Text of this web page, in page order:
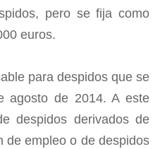
pero se fija como
euros.
para despidos que se
agosto de 2014. A este
despidos derivados de
de empleo o de despidos